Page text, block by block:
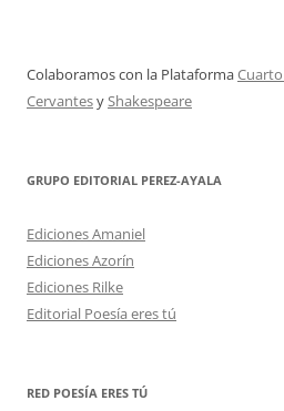
Colaboramos con la Plataforma
CervantesyShakespeare
GRUPO EDITORIAL PEREZ-AYALA
Ediciones Amaniel
Ediciones Azorín
Ediciones Rilke
Editorial Poesía eres tú
RED POESÍA ERES TÚ